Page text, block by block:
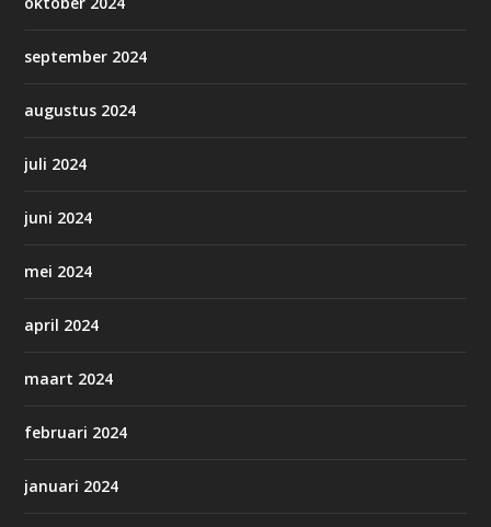
september 2024
augustus 2024
juli 2024
juni 2024
mei 2024
april 2024
maart 2024
februari 2024
januari 2024